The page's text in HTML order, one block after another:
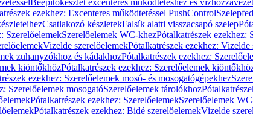
Beépítőkészlet excenteres működtetéshez és
ezekhez: Excenteres működtetéssel PushControl
Csatlakozó készletekFalsík alatti visszacsapó szelep
SzerelőelemekSzerelőelemek WC-khezPótalkatrészek ezekhez:
Vizelde szerelőelemekPótalkatrészek ezekhez: Vizelde
zuhanyzókhoz és kádakhozPótalkatrészek ezekhez:
kiöntőkhözPótalkatrészek ezekhez: Szerelőelemek
ezekhez: Szerelőelemek mosó- és mosogatógépekhez
Szerelőelemek mosogatóSzerelőelemek tárolókhoz
Pótalkatrészek ezekhez: SzerelőelemekSzerelőelemek
Pótalkatrészek ezekhez: Bidé szerelőelemekVizelde